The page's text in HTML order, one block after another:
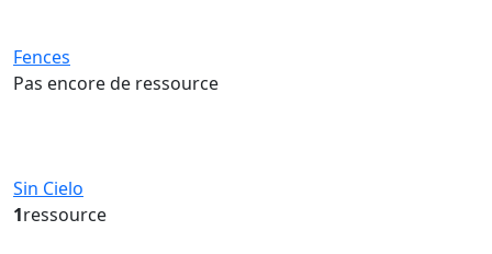
Fences
Pas encore de ressource
Sin Cielo
1ressource